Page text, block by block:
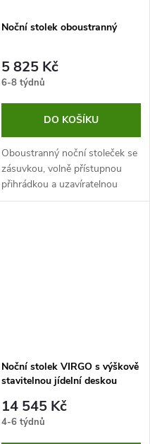
Noční stolek oboustranný
5 825 Kč
6-8 týdnů
DO KOŠÍKU
Oboustranný noční stoleček se
zásuvkou, volně přístupnou
přihrádkou a uzavíratelnou
přihrádkou. Je vybaven kolečky,
Noční stolek VIRGO s výškově
stavitelnou jídelní deskou
14 545 Kč
4-6 týdnů